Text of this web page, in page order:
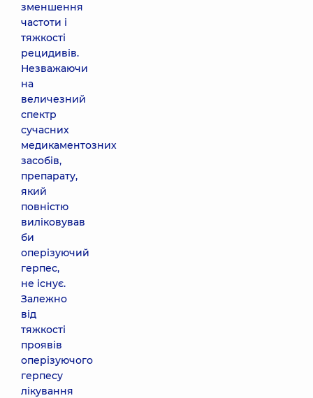
зменшення
частоти і
тяжкості
рецидивів.
Незважаючи
на
величезний
спектр
сучасних
медикаментозних
засобів,
препарату,
який
повністю
виліковував
би
оперізуючий
герпес,
не існує.
Залежно
від
тяжкості
проявів
оперізуючого
герпесу
лікування